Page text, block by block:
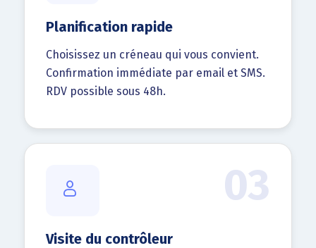
Planification rapide
Choisissez un créneau qui vous convient.
Confirmation immédiate par email et SMS.
RDV possible sous 48h.
03
Visite du contrôleur